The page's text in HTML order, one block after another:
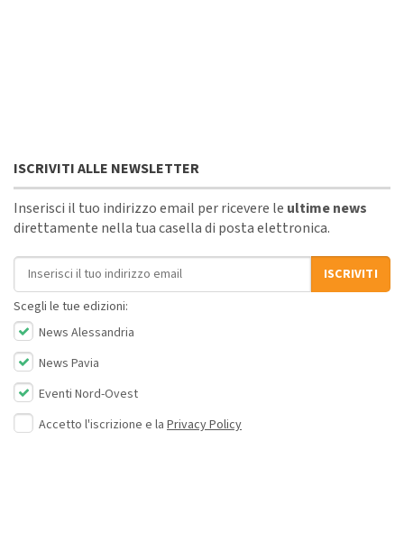
ISCRIVITI ALLE NEWSLETTER
Inserisci il tuo indirizzo email per ricevere le ultime news
direttamente nella tua casella di posta elettronica.
Indirizzo email
ISCRIVITI
Scegli le tue edizioni:
News Alessandria
News Pavia
Eventi Nord-Ovest
Accetto l'iscrizione e la Privacy Policy